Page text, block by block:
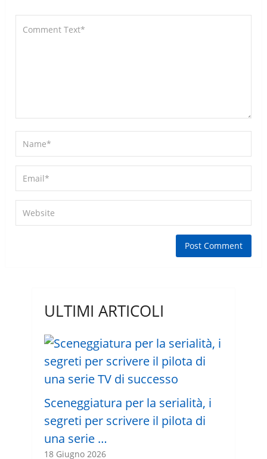
ULTIMI ARTICOLI
Sceneggiatura per la serialità, i
segreti per scrivere il pilota di
una serie …
18 Giugno 2026